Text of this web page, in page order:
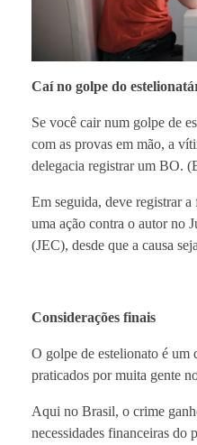
Caí no golpe do
Se você cair num golpe de
com as provas em mão, a
delegacia registrar um BO.
Em seguida, deve registrar
uma ação contra o autor no
(JEC), desde que a causa
Considerações finais
O golpe de estelionato é um
praticados por muita gente
Aqui no Brasil, o crime
necessidades financeiras do